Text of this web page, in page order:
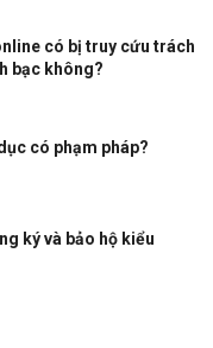
có bị truy cứu trách
bạc không?
có phạm pháp?
ký và bảo hộ kiểu